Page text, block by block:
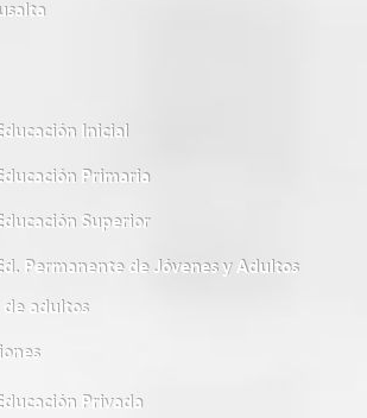
Inicial
Primaria
Superior
Permanente de Jóvenes y Adultos
de adultos
Privada